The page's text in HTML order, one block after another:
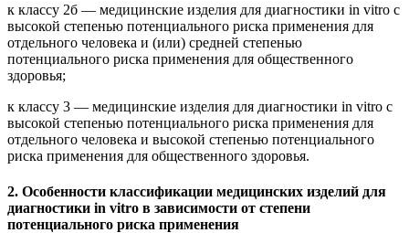
к классу 2б — медицинские изделия для диагностики in vitro с
высокой степенью потенциального риска применения для
отдельного человека и (или) средней степенью
потенциального риска применения для общественного
здоровья;
к классу 3 — медицинские изделия для диагностики in vitro с
высокой степенью потенциального риска применения для
отдельного человека и высокой степенью потенциального
риска применения для общественного здоровья.
2. Особенности классификации медицинских изделий для
диагностики in vitro в зависимости от степени
потенциального риска применения